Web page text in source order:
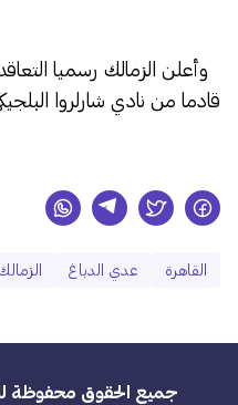
وأعلن الزمالك رسميا
قادما من نادي شارلروا
القاهرة عدي الدباغ
جميع الحقوق محفوظة